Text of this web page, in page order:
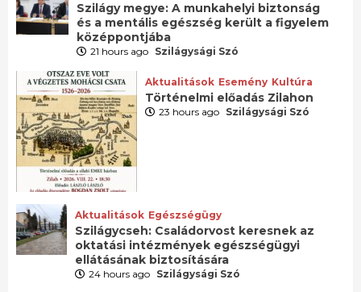
Szilágy megye: A munkahelyi biztonság
és a mentális egészség került a figyelem
középpontjába
21 hours ago Szilágysági Szó
Aktualitások Esemény Kultúra
Történelmi előadás Zilahon
23 hours ago Szilágysági Szó
Aktualitások Egészségügy
Szilágycseh: Családorvost keresnek az
oktatási intézmények egészségügyi
ellátásának biztosítására
24 hours ago Szilágysági Szó